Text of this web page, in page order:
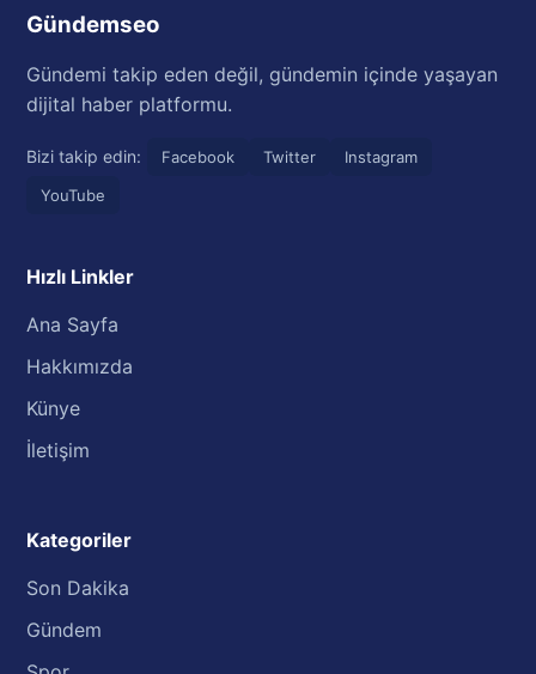
Gündemseo
Gündemi takip eden değil, gündemin içinde yaşayan
dijital haber platformu.
Bizi takip edin: Facebook Twitter
Instagram
YouTube
Hızlı Linkler
Ana Sayfa
Hakkımızda
Künye
İletişim
Kategoriler
Son Dakika
Gündem